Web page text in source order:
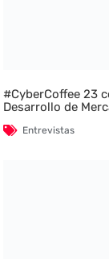
#CyberCoffee 23
Desarrollo de
Entrevistas